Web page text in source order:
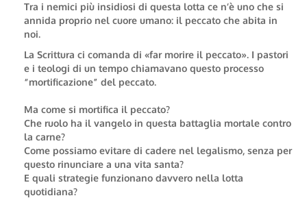
Tra i nemici più insidiosi di questa lotta ce n’è uno che si
annida proprio nel cuore umano: il peccato che abita in
noi.
La Scrittura ci comanda di «far morire il peccato». I pastori
e i teologi di un tempo chiamavano questo processo
“mortificazione” del peccato.
Ma come si mortifica il peccato?
Che ruolo ha il vangelo in questa battaglia mortale contro
la carne?
Come possiamo evitare di cadere nel legalismo, senza per
questo rinunciare a una vita santa?
E quali strategie funzionano davvero nella lotta
quotidiana?